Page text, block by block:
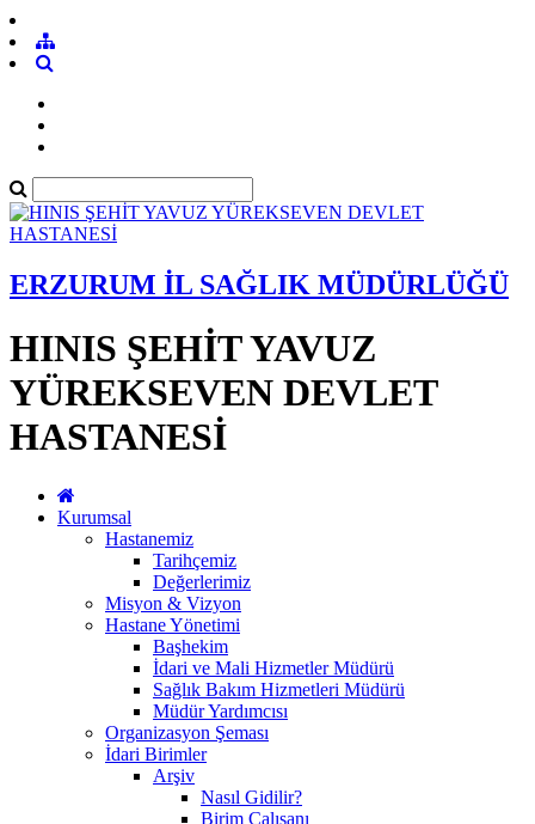
ERZURUM İL SAĞLIK MÜDÜRLÜĞÜ
HINIS ŞEHİT YAVUZ
YÜREKSEVEN DEVLET
HASTANESİ
Kurumsal
Hastanemiz
Tarihçemiz
Değerlerimiz
Misyon & Vizyon
Hastane Yönetimi
Başhekim
İdari ve Mali Hizmetler Müdürü
Sağlık Bakım Hizmetleri Müdürü
Müdür Yardımcısı
Organizasyon Şeması
İdari Birimler
Arşiv
Nasıl Gidilir?
Birim Çalışanı